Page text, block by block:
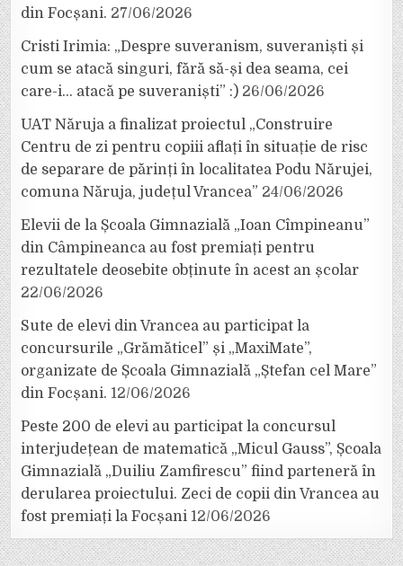
din Focșani. 27/06/2026
Cristi Irimia: „Despre suveranism, suveraniști și
cum se atacă singuri, fără să-și dea seama, cei
care-i… atacă pe suveraniști” :) 26/06/2026
UAT Năruja a finalizat proiectul „Construire
Centru de zi pentru copiii aflați în situație de risc
de separare de părinți în localitatea Podu Nărujei,
comuna Năruja, județul Vrancea” 24/06/2026
Elevii de la Școala Gimnazială „Ioan Cîmpineanu”
din Câmpineanca au fost premiați pentru
rezultatele deosebite obținute în acest an școlar
22/06/2026
Sute de elevi din Vrancea au participat la
concursurile „Grămăticel” și „MaxiMate”,
organizate de Școala Gimnazială „Ștefan cel Mare”
din Focșani. 12/06/2026
Peste 200 de elevi au participat la concursul
interjudețean de matematică „Micul Gauss”, Școala
Gimnazială „Duiliu Zamfirescu” fiind parteneră în
derularea proiectului. Zeci de copii din Vrancea au
fost premiați la Focșani 12/06/2026